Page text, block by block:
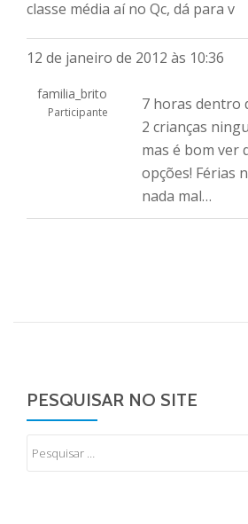
classe média aí no Qc, dá para v
12 de janeiro de 2012 às 10:36
familia_brito
Participante
7 horas dentro
2 crianças
mas é bom ver
opções! Férias
nada mal…
PESQUISAR NO SITE